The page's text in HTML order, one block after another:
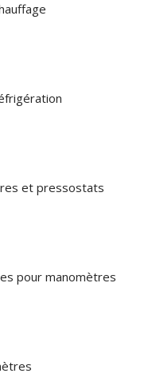
et pressostats
pour manomètres